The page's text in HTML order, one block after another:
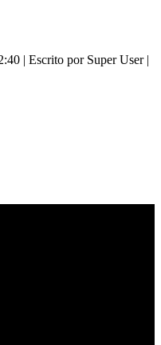
| Escrito por Super User|